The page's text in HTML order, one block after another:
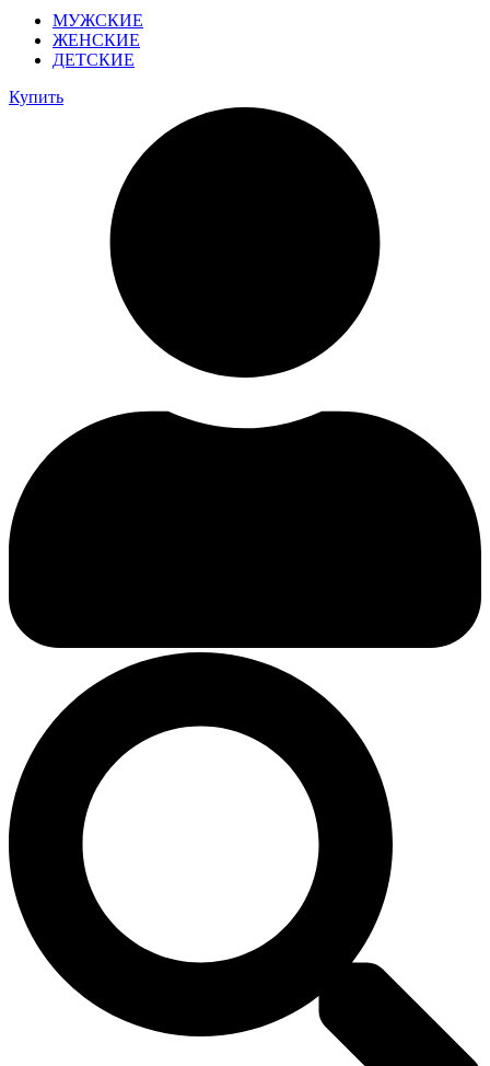
МУЖСКИЕ
ЖЕНСКИЕ
ДЕТСКИЕ
Купить